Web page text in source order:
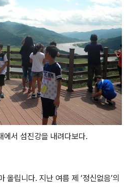
에서 섬진강을 내려다보다.
올립니다. 지난 여름 제 ‘정신없음’의